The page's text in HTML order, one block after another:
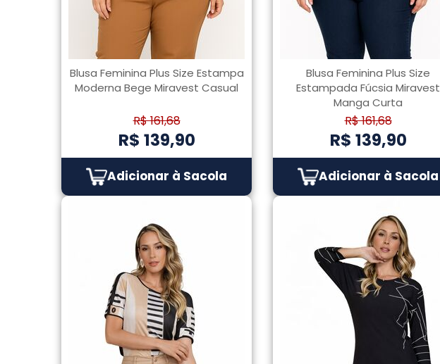
Blusa Feminina Plus Size Estampa
Moderna Bege Miravest Casual
R$ 161,68
R$ 139,90
Adicionar à Sacola
Blusa Feminina Plus Size
Estampada Fúcsia Miravest
Manga Curta
R$ 161,68
R$ 139,90
Adicionar à Sacola